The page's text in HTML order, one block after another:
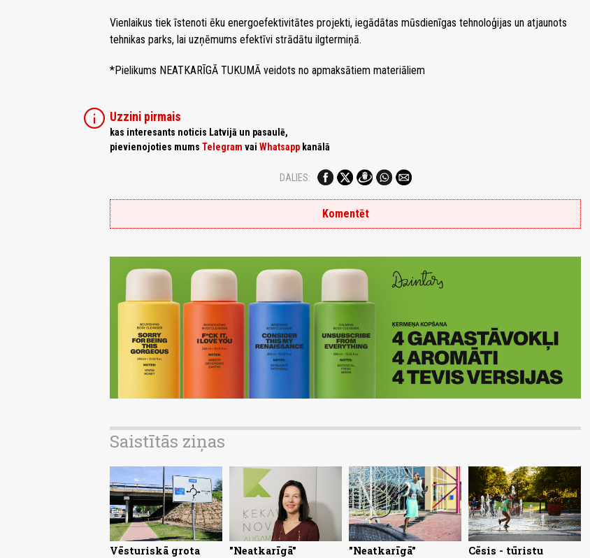
Vienlaikus tiek īstenoti ēku energoefektivitātes projekti, iegādātas mūsdienīgas tehnoloģijas un atjaunots
tehnikas parks, lai uzņēmums efektīvi strādātu ilgtermiņā.
*Pielikums NEATKARĪGĀ TUKUMĀ veidots no apmaksātiem materiāliem
info Uzzini pirmais
kas interesants noticis Latvijā un pasaulē,
pievienojoties mums Telegram vai Whatsapp kanālā
DALIES:
Komentēt
Saistītās ziņas
Vēsturiskā grota
"Neatkarīgā"
"Neatkarīgā"
Cēsis - tūristu